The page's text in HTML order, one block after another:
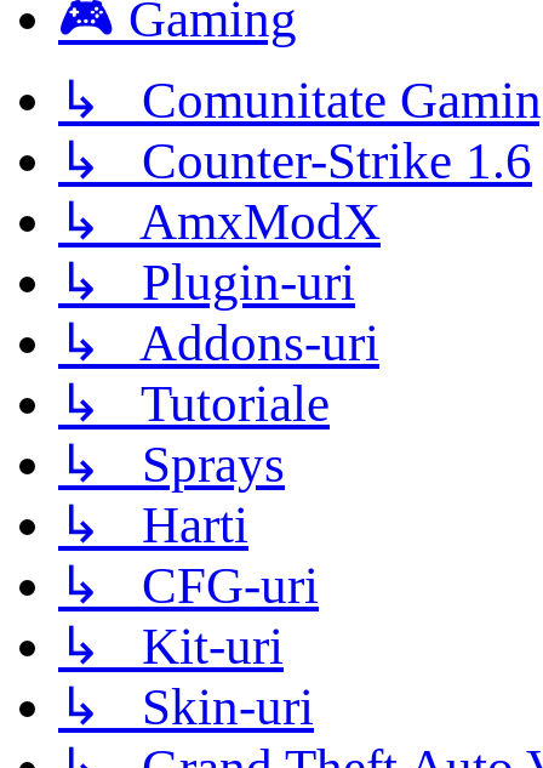
🎮 Gaming
↳ Comunitate
↳ Counter-Strike 1.6
↳ AmxModX
↳ Plugin-uri
↳ Addons-uri
↳ Tutoriale
↳ Sprays
↳ Harti
↳ CFG-uri
↳ Kit-uri
↳ Skin-uri